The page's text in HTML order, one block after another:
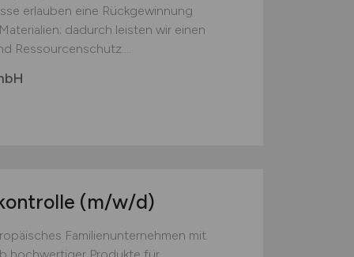
erlauben eine Rückgewinnung
dadurch leisten wir einen
Ressourcenschutz....
(m/w/d)
Familienunternehmen mit